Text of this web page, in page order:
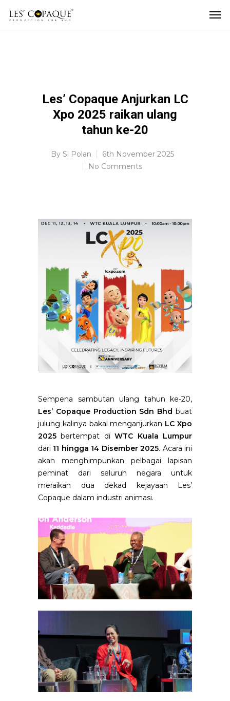
Les’ Copaque Anjurkan LC
Xpo 2025 raikan ulang
tahun ke-20
By Si Polan
6th November 2025
No Comments
Sempena sambutan ulang tahun ke-20,
Les’ Copaque Production Sdn Bhd buat
julung kalinya bakal menganjurkan LC Xpo
2025 bertempat diWTC Kuala Lumpur
dari 11 hingga 14 Disember 2025. Acara ini
akan menghimpunkan pelbagai lapisan
peminat dari seluruh negara untuk
meraikan dua dekad kejayaan Les’
Copaque dalam industri animasi.